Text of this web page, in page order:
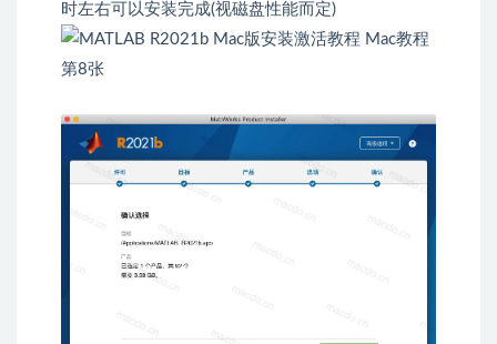
时左右可以安装完成(视磁盘性能而定)